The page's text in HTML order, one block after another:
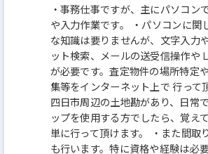
・事務仕事ですが、主にパソコン
や入力作業です。 ・パソコンに関
な知識は要りませんが、文字入力
ット検索、メールの送受信操作や
が必要です。査定物件の場所特定
集等をインターネット上で 行って
四日市周辺の土地勘があり、日常
ップを使用する方でしたら、覚え
単に行って頂けます。 ・また間取
も行います。特に資格や経験は必